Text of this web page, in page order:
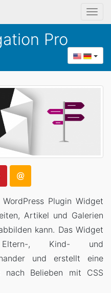
N
g
a
a
k
l
a
p
p
e
Pro
Plugin Widget
Artikel und Galerien
kann. Das Widget
, Kind- und
und erstellt eine
nach Belieben mit CSS